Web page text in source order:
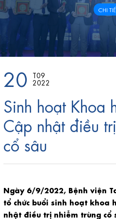
CHI
20
T09
2022
Sinh hoạt Khoa
Cập nhật điều
cổ sâu
Ngày 6/9/2022, Bệnh viện
tổ chức buổi sinh hoạt khoa
nhật điều trị nhiễm trùng cổ